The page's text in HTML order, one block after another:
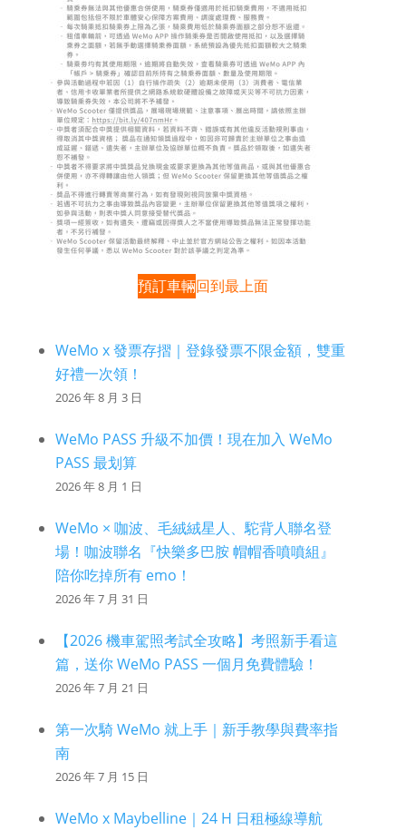
預訂車輛回到最上面
WeMo x 發票存摺｜登錄發票不限金額，雙重
好禮一次領！
2026 年 8 月 3 日
WeMo PASS 升級不加價！現在加入 WeMo
PASS 最划算
2026 年 8 月 1 日
WeMo × 咖波、毛絨絨星人、駝背人聯名登
場！咖波聯名『快樂多巴胺 帽帽香噴噴組』
陪你吃掉所有 emo！
2026 年 7 月 31 日
【2026 機車駕照考試全攻略】考照新手看這
篇，送你 WeMo PASS 一個月免費體驗！
2026 年 7 月 21 日
第一次騎 WeMo 就上手｜新手教學與費率指
南
2026 年 7 月 15 日
WeMo x Maybelline｜24 H 日租極線導航